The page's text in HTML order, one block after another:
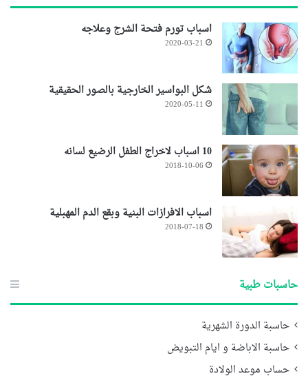
اسباب تورم فتحة الشرج وعلاجه
2020-03-21
شكل البواسير الخارجية بالصور الحقيقية
2020-05-11
10 اسباب لاخراج الطفل الرضيع لسانه
2018-10-06
اسباب الافرازات البنية وبقع الدم المهبلية
2018-07-18
حاسبات طبية
حاسبة الدورة الشهرية
حاسبة الاباضة و ايام التبويض
حساب موعد الولادة